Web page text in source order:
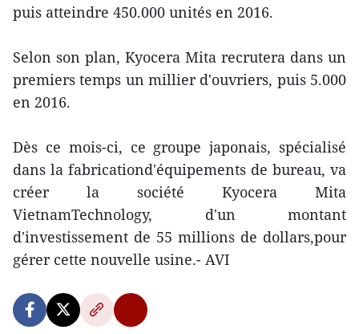
puis atteindre 450.000 unités en 2016.
Selon son plan, Kyocera Mita recrutera dans un
premiers temps un millier d'ouvriers, puis 5.000
en 2016.
Dès ce mois-ci, ce groupe japonais, spécialisé
dans la fabricationd'équipements de bureau, va
créer la société Kyocera Mita
VietnamTechnology, d'un montant
d'investissement de 55 millions de dollars,pour
gérer cette nouvelle usine.- AVI